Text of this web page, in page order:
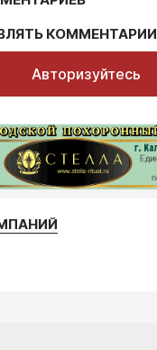
КОММЕНТАРИИ
Авторизуйтесь